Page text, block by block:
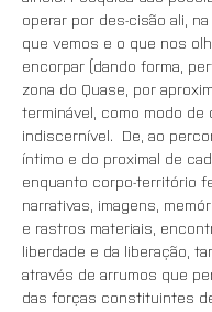
operar por des-cisão ali,
que vemos e o que nos
encorpar (dando forma,
zona do Quase, por
terminável, como modo de
indiscernível.  De, ao
íntimo e do proximal de
enquanto corpo-território
narrativas, imagens,
e rastros materiais,
liberdade e da liberação,
através de arrumos que
das forças constituintes